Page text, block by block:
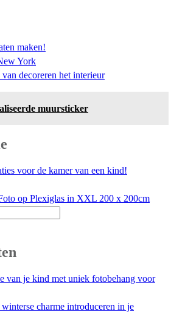
maken!
York
decoreren het interieur
muursticker
voor de kamer van een kind!
op Plexiglas in XXL 200 x 200cm
van je kind met uniek fotobehang voor
charme introduceren in je